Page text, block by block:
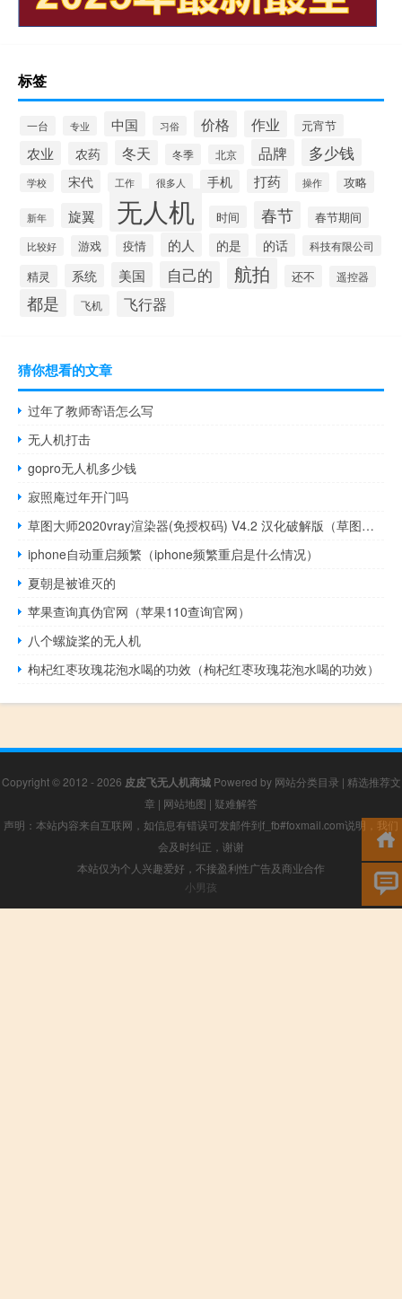
标签
一台 专业 中国 习俗 价格 作业 元宵节
农业 农药 冬天 冬季 北京 品牌 多少钱
学校 宋代 工作 很多人 手机 打药 操作 攻略
新年 旋翼 无人机 时间 春节 春节期间
比较好 游戏 疫情 的人 的是 的话 科技有限公司
精灵 系统 美国 自己的 航拍 还不 遥控器
都是 飞机 飞行器
猜你想看的文章
过年了教师寄语怎么写
无人机打击
gopro无人机多少钱
寂照庵过年开门吗
草图大师2020vray渲染器(免授权码) V4.2 汉化破解版（草图大师2020vray渲染器(免授权码) V4.2 汉化破解版功能简介）
iphone自动重启频繁（iphone频繁重启是什么情况）
夏朝是被谁灭的
苹果查询真伪官网（苹果110查询官网）
八个螺旋桨的无人机
枸杞红枣玫瑰花泡水喝的功效（枸杞红枣玫瑰花泡水喝的功效）
Copyright © 2012 - 2026 皮皮飞无人机商城Powered by 网站分类目录 | 精选推荐文
章 | 网站地图 | 疑难解答
声明：本站内容来自互联网，如信息有错误可发邮件到f_fb#foxmail.com说明，我们
会及时纠正，谢谢
本站仅为个人兴趣爱好，不接盈利性广告及商业合作
小男孩